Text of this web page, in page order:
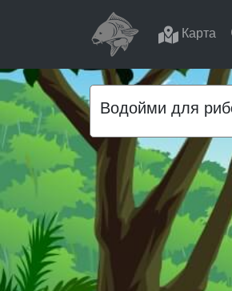
Карта
Водойми для